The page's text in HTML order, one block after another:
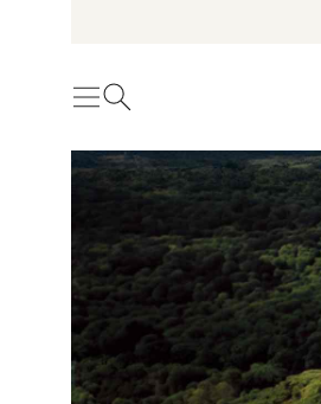
MenyÖppna sök